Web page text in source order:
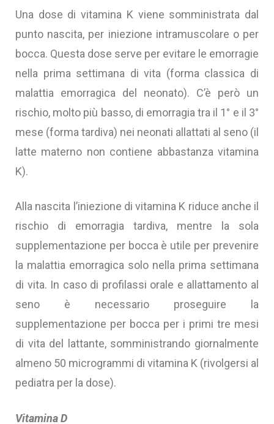
Una dose di vitamina K viene somministrata dal
punto nascita, per iniezione intramuscolare o per
bocca. Questa dose serve per evitare le emorragie
nella prima settimana di vita (forma classica di
malattia emorragica del neonato). C’è però un
rischio, molto più basso, di emorragia tra il 1° e il 3°
mese (forma tardiva) nei neonati allattati al seno (il
latte materno non contiene abbastanza vitamina
K).
Alla nascita l’iniezione di vitamina K riduce anche il
rischio di emorragia tardiva, mentre la sola
supplementazione per bocca è utile per prevenire
la malattia emorragica solo nella prima settimana
di vita. In caso di profilassi orale e allattamento al
seno è necessario proseguire la
supplementazione per bocca per i primi tre mesi
di vita del lattante, somministrando giornalmente
almeno 50 microgrammi di vitamina K (rivolgersi al
pediatra per la dose).
Vitamina D